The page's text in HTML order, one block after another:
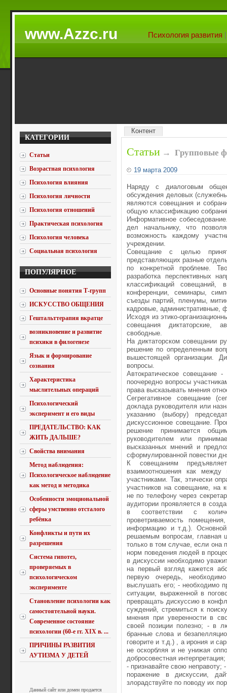
www.Azzc.ru Психология развития
КАТЕГОРИИ
Статьи
Возрастная психология
Психология влияния
Психология личности
Психология отношений
Практическая психология
Психология человека
Социальная психология
ПОПУЛЯРНОЕ
Основные понятия Т-групп
ИСКУССТВО ОБЩЕНИЯ
Гештальттерапия вкратце
возникновение и развитие
психики в филогенезе
Язык и формирование
сознания
Характеристика
мыслительных операций
Психологический
эксперимент и его виды
ПРЕДАТЕЛЬСТВО: КАК
ЖИТЬ ДАЛЬШЕ?
Свойства внимания
Метод наблюдения:
Психологическое наблюдение
как метод и методика
Особенности эмоциональной
сферы умственно отсталого
ребёнка
Конфликты и пути их
разрешения
Система гипотез,
проверяемых в
психологическом
эксперименте
Становление психологии как
самостоятельной науки.
Современное состояние
психологии (60-е гг. XIX в. ...
ПРИЧИНЫ РАЗВИТИЯ
АУТИЗМА У ДЕТЕЙ
Данный сайт или домен продается
Контент
Статьи → Групповые
19 марта 2009
Наряду с диалоговым
обсуждения деловых
являются совещания и
общую классификацию
Информативное
дел начальнику, что
возможность каждому
учреждении.
Совещание с целью
представляющих разные
по конкретной проблеме.
разработка перспективных
классификаций
конференции, семинары,
съезды партий, пленумы,
кадровые, административные,
Исходя из этико-
совещания диктаторские,
свободные.
На диктаторском совещании
решение по определенным
вышестоящей организации.
вопросы.
Автократическое совещание -
поочередно вопросы
права высказывать мнения
Сегрегативное совещание
доклада руководителя или
указанию (выбору)
дискуссионное совещание.
решение принимается
руководителем или
высказанных мнений и
сформулированной повестки
К совещаниям
взаимоотношения как
участниками. Так, этически
участников на совещание, на
не по телефону через
аудитории проявляется в
в соответствии с
проветриваемость
информацию и т.д.).
решаемым вопросам, главная
только в том случае, если она
норм поведения людей в
в дискуссии необходимо
на первый взгляд кажется
первую очередь,
выслушать его; - необходимо
ситуации, выраженной в
превращать дискуссию в
суждений, стремиться к
мнения при уверенности в
своей позиции полезно; - в
бранные слова и
говорите и т.д.) , а ирония и
не оскорбляя и не унижая
добросовестная интерпретация;
- признавайте свою неправоту;
поражение в дискуссии,
злорадствуйте по поводу их